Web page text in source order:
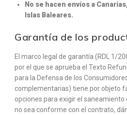
No se hacen envíos a
Islas Baleares.
Garantía de los
El marco legal de garantía (RDL 1/
por el que se aprueba el Texto
para la Defensa de los
complementarias) tiene por objeto
opciones para exigir el saneamiento
no sea conforme con el contrato,